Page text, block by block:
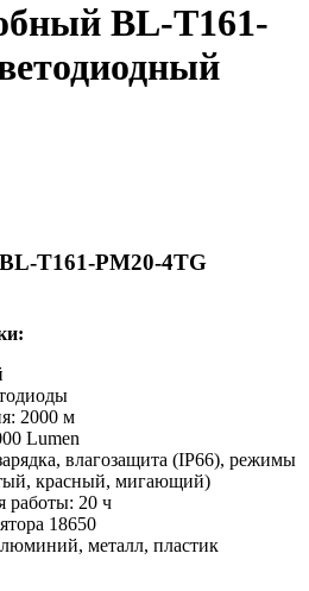
BL-T161-
T161-PM20-4TG
2000 м
Lumen
влагозащита (IP66), режимы
красный, мигающий)
работы: 20 ч
18650
металл, пластик